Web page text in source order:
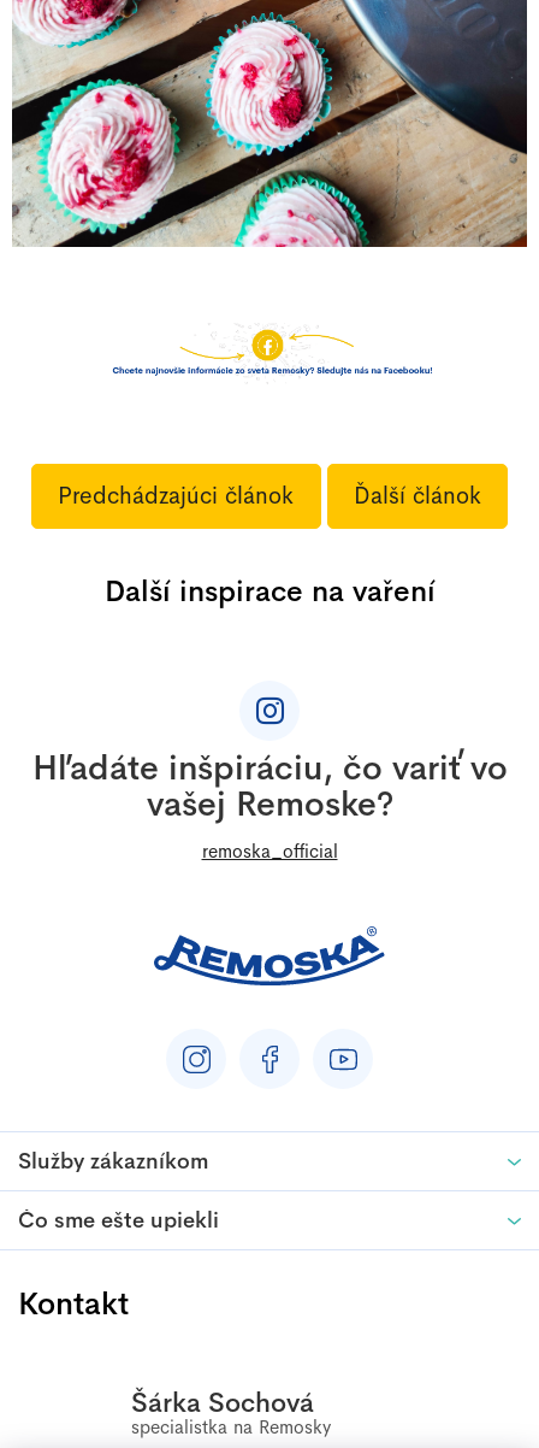
Predchádzajúci článok Ďalší článok
Další inspirace na vaření
Hľadáte inšpiráciu, čo variť vo
vašej Remoske?
remoska_official
Služby zákazníkom
Čo sme ešte upiekli
Kontakt
Šárka Sochová